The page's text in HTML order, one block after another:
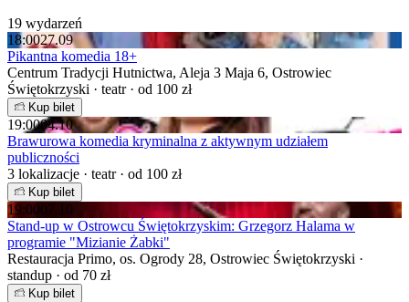
19 wydarzeń
18:0027.09
Pikantna komedia 18+
Centrum Tradycji Hutnictwa, Aleja 3 Maja 6, Ostrowiec
Świętokrzyski · teatr · od 100 zł
Kup bilet
19:0004.10
Brawurowa komedia kryminalna z aktywnym udziałem
publiczności
3 lokalizacje · teatr · od 100 zł
Kup bilet
19:0007.10
Stand-up w Ostrowcu Świętokrzyskim: Grzegorz Halama w
programie "Mizianie Żabki"
Restauracja Primo, os. Ogrody 28, Ostrowiec Świętokrzyski ·
standup · od 70 zł
Kup bilet